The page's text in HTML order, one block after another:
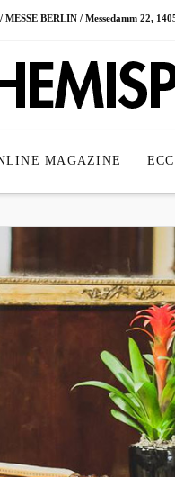
BERLIN / Messedamm 22,
MAGAZINE